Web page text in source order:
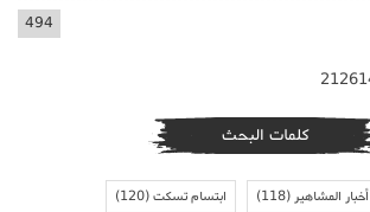
494
كلمات البحث
أخبار المشاهير(118) ابتسام تسكت(120)